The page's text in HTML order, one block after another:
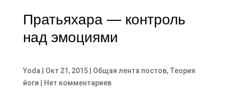
Пратьяхара — контроль
над эмоциями
Yoda Окт 21, 2015| Общая лента постов, Теория
йоги
Нет комментариев